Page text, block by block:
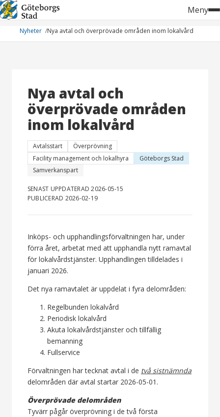
Hoppa
till
innehåll
Meny
Nyheter Nya avtal och överprövade områden inom lokalvård
Nya avtal och
överprövade områden
inom lokalvård
Avtalsstart
Överprövning
Facility management och lokalhyra
Göteborgs Stad
Samverkanspart
SENAST UPPDATERAD 2026-05-15
PUBLICERAD 2026-02-19
Inköps- och upphandlingsförvaltningen har, under
förra året, arbetat med att upphandla nytt ramavtal
för lokalvårdstjänster. Upphandlingen tilldelades i
januari 2026.
Det nya ramavtalet är uppdelat i fyra delområden:
Regelbunden lokalvård
Periodisk lokalvård
Akuta lokalvårdstjänster och tillfällig
bemanning
Fullservice
Förvaltningen har tecknat avtal i de två sistnämnda
delområden där avtal startar 2026-05-01.
Överprövade delområden
Tyvärr pågår överprövning i de två första